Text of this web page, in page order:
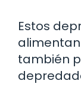
Estos
también